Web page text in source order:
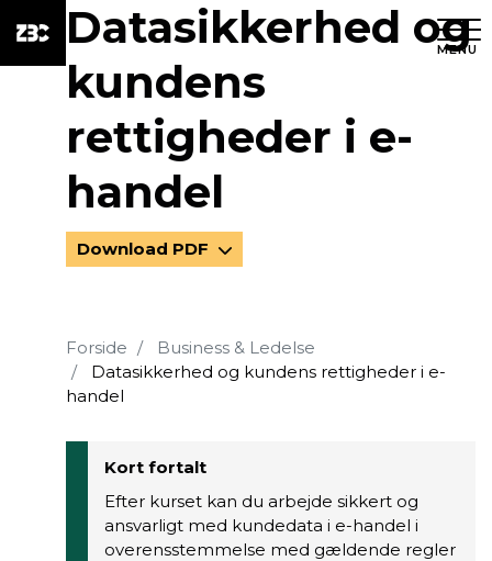
MENU
Datasikkerhed og
kundens
rettigheder i e-
handel
Download PDF
Forside
Business & Ledelse
Datasikkerhed og kundens rettigheder i e-
handel
Kort fortalt
Efter kurset kan du arbejde sikkert og
ansvarligt med kundedata i e-handel i
overensstemmelse med gældende regler